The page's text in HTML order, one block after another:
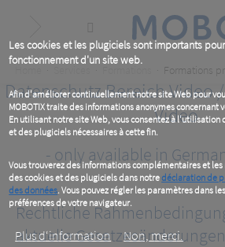
Les cookies et les plugiciels sont importants
fonctionnement d'un site web.
Afin d'améliorer continuellement notre site Web pour
MOBOTIX traite des informations anonymes concernant
En utilisant notre site Web, vous consentez à l'utilisation
et des plugiciels nécessaires à cette fin.
Vous trouverez des informations complémentaires et les
des cookies et des plugiciels dans notredéclaration de
des données. Vous pouvez régler les paramètres dans les
préférences de votre navigateur.
Plus d‘information Non, merci.
content
Formations
Datenschutz Bereich Video
Video
- only available in
Rechtliche
aktuelle Gesetzesänderungen